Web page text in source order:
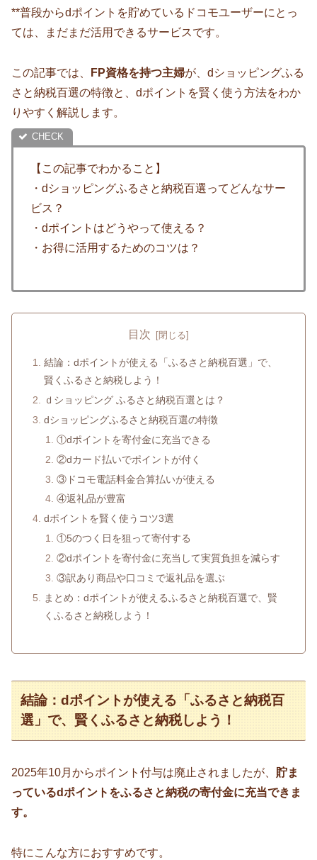
**普段からdポイントを貯めているドコモユーザーにとっ
ては、まだまだ活用できるサービスです。
この記事では、 FP資格を持つ主婦が、dショッピングふる
さと納税百選の特徴と、dポイントを賢く使う方法をわか
りやすく解説します。
【この記事でわかること】
・dショッピングふるさと納税百選ってどんなサー
ビス？
・dポイントはどうやって使える？
・お得に活用するためのコツは？
目次
結論：dポイントが使える「ふるさと納税百選」で、
賢くふるさと納税しよう！
ｄショッピング ふるさと納税百選とは？
dショッピングふるさと納税百選の特徴
①dポイントを寄付金に充当できる
②dカード払いでポイントが付く
③ドコモ電話料金合算払いが使える
④返礼品が豊富
dポイントを賢く使うコツ3選
①5のつく日を狙って寄付する
②dポイントを寄付金に充当して実質負担を減らす
③訳あり商品や口コミで返礼品を選ぶ
まとめ：dポイントが使えるふるさと納税百選で、賢
くふるさと納税しよう！
結論：dポイントが使える「ふるさと納税百
選」で、賢くふるさと納税しよう！
2025年10月からポイント付与は廃止されましたが、 貯ま
っているdポイントをふるさと納税の寄付金に充当できま
す。
特にこんな方におすすめです。